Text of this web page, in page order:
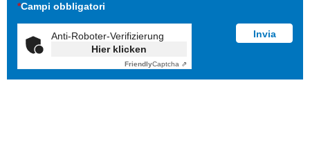
*Campi obbligatori
Anti-Roboter-Verifizierung
Hier klicken
FriendlyCaptcha ⇗